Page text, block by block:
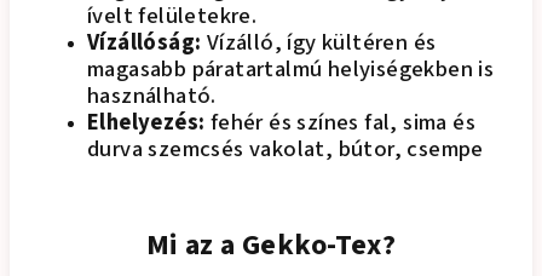
ívelt felületekre.
Vízállóság: Vízálló, így kültéren és
magasabb páratartalmú helyiségekben is
használható.
Elhelyezés: fehér és színes fal, sima és
durva szemcsés vakolat, bútor, csempe
Mi az a Gekko-Tex?